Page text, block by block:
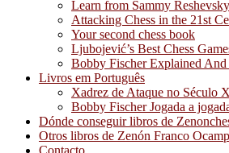
Learn from Sammy Reshevsky
Attacking Chess in the 21st
Your second chess book
Ljubojević’s Best Chess
Bobby Fischer Explained And
Livros em Português
Xadrez de Ataque no Século
Bobby Fischer Jogada a
Dónde conseguir libros de
Otros libros de Zenón Franco
Contacto